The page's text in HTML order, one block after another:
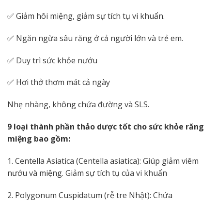
✅ Giảm hôi miệng, giảm sự tích tụ vi khuẩn.
✅ Ngăn ngừa sâu răng ở cả người lớn và trẻ em.
✅ Duy trì sức khỏe nướu
✅ Hơi thở thơm mát cả ngày
Nhẹ nhàng, không chứa đường và SLS.
9 loại thành phần thảo dược tốt cho sức khỏe răng
miệng bao gồm:
1. Centella Asiatica (Centella asiatica): Giúp giảm viêm
nướu và miệng. Giảm sự tích tụ của vi khuẩn
2. Polygonum Cuspidatum (rễ tre Nhật): Chứa